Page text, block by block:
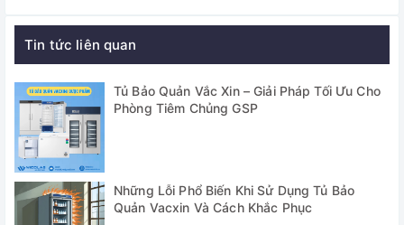
✅Hệ thống ổn định cao: Nếu một hệ thống SimpleFreez xảy
xuống đến -80 ℃
✅ Bộ điều khiển Smart-LabTM
✅ Chứng nhận CE & RoHS
✅ Bảo hiểm PL (Trách nhiệm với sản phẩm)
Tin tức liên quan
Tủ Bảo Quản Vắc Xin – Giải Pháp Tối Ưu Cho
Phòng Tiêm Chủng GSP
Những Lỗi Phổ Biến Khi Sử Dụng Tủ Bảo
Quản Vacxin Và Cách Khắc Phục